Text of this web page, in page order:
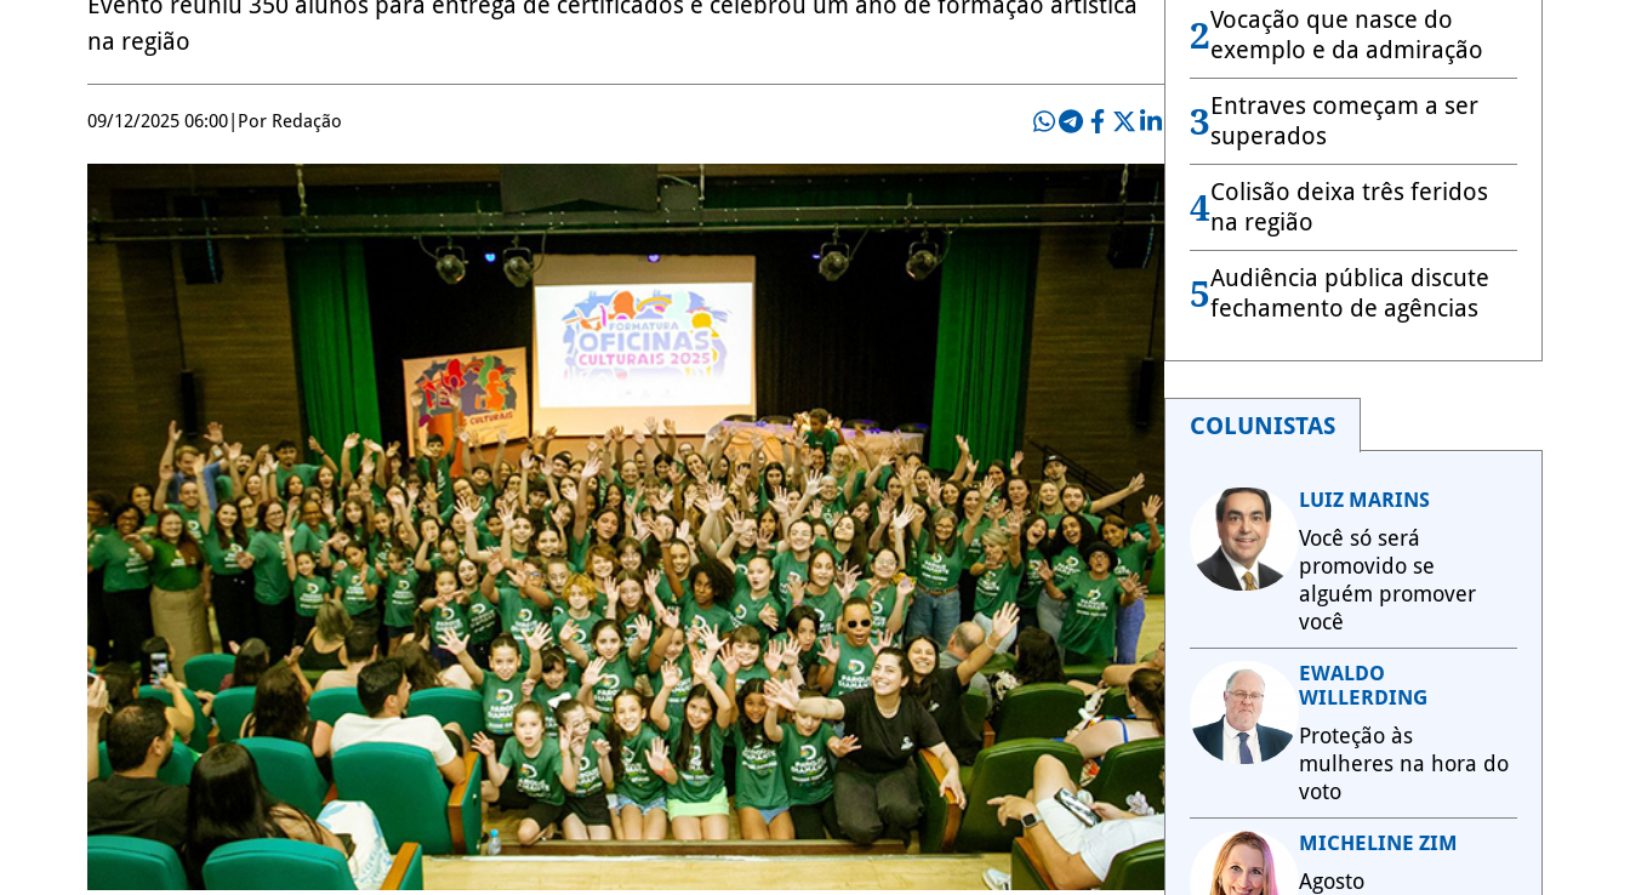
na região
09/12/2025 06:00 Por Redação
2Vocação que nasce do
exemplo e da admiração
3Entraves começam a ser
superados
4Colisão deixa três feridos
na região
5Audiência pública discute
fechamento de agências
COLUNISTAS
LUIZ MARINS
Você só será
promovido se
alguém promover
você
EWALDO
WILLERDING
Proteção às
mulheres na hora do
voto
MICHELINE ZIM
Agosto